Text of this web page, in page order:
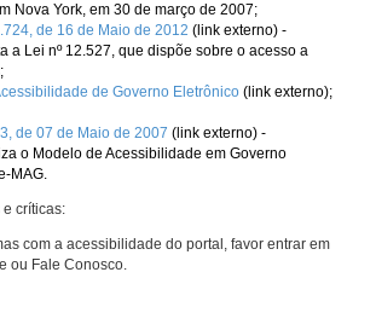
Nova York, em 30 de março de 2007;
de 16 de Maio de 2012 (link externo) -
a Lei nº 12.527, que dispõe sobre o acesso a
de Governo Eletrônico (link externo);
de 07 de Maio de 2007 (link externo) -
o Modelo de Acessibilidade em Governo
MAG.
e críticas:
com a acessibilidade do portal, favor entrar em
ou Fale Conosco.